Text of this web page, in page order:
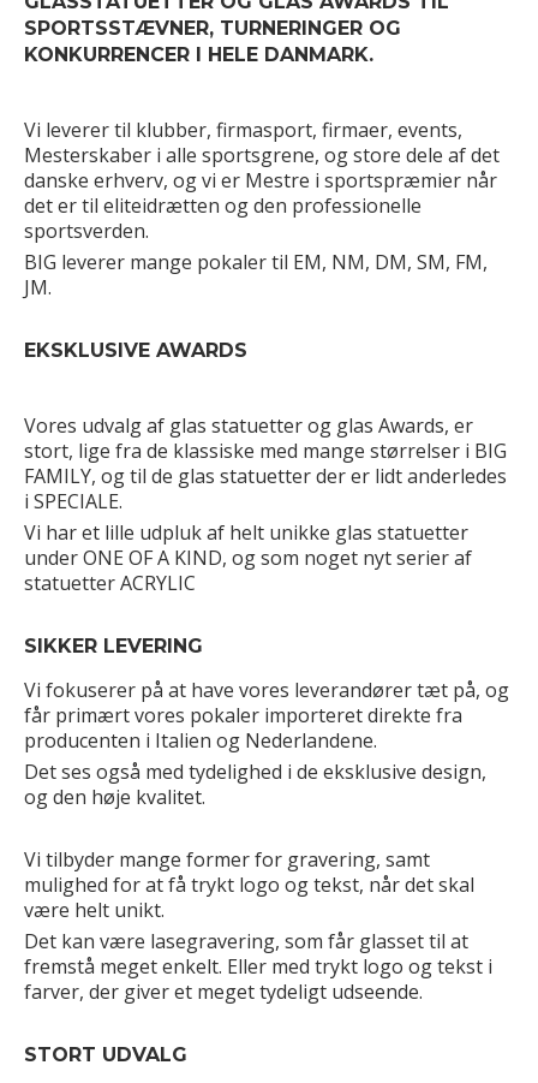
SPORTSSTÆVNER, TURNERINGER OG
KONKURRENCER I HELE DANMARK.
Vi leverer til klubber, firmasport, firmaer, events,
Mesterskaber i alle sportsgrene, og store dele af det
danske erhverv, og vi er Mestre i sportspræmier når
det er til eliteidrætten og den professionelle
sportsverden.
BIG leverer mange pokaler til EM, NM, DM, SM, FM,
JM.
EKSKLUSIVE AWARDS
Vores udvalg af glas statuetter og glas Awards, er
stort, lige fra de klassiske med mange størrelser i BIG
FAMILY, og til de glas statuetter der er lidt anderledes
i SPECIALE.
Vi har et lille udpluk af helt unikke glas statuetter
under ONE OF A KIND, og som noget nyt serier af
statuetter ACRYLIC
SIKKER LEVERING
Vi fokuserer på at have vores leverandører tæt på, og
får primært vores pokaler importeret direkte fra
producenten i Italien og Nederlandene.
Det ses også med tydelighed i de eksklusive design,
og den høje kvalitet.
Vi tilbyder mange former for gravering, samt
mulighed for at få trykt logo og tekst, når det skal
være helt unikt.
Det kan være lasegravering, som får glasset til at
fremstå meget enkelt. Eller med trykt logo og tekst i
farver, der giver et meget tydeligt udseende.
STORT UDVALG